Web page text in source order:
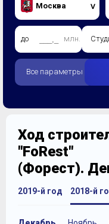
Москва
до млн.
Все параметры
Ход
"FoRest"
(Форест).
2019-й год 2018-й